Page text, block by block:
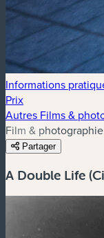
Informations
Prix
Autres Films &
Film & photographie
Partager
A Double Life